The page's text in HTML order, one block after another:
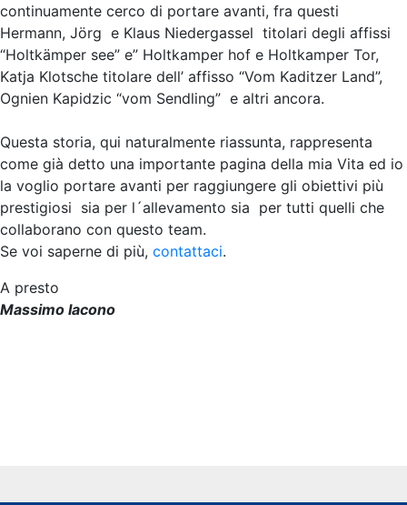
continuamente cerco di portare avanti, fra questi
Hermann, Jörg e Klaus Niedergassel titolari degli affissi
“Holtkämper see” e” Holtkamper hof e Holtkamper Tor,
Katja Klotsche titolare dell’ affisso “Vom Kaditzer Land”,
Ognien Kapidzic “vom Sendling” e altri ancora.
Questa storia, qui naturalmente riassunta, rappresenta
come già detto una importante pagina della mia Vita ed io
la voglio portare avanti per raggiungere gli obiettivi più
prestigiosi sia per l´allevamento sia per tutti quelli che
collaborano con questo team.
Se voi saperne di più, contattaci.
A presto
Massimo Iacono